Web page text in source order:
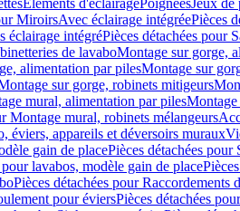
Eléments d'éclairagePoignéesJeux de
MiroirsAvec éclairage intégréePièces
éclairage intégréPièces détachées pour
de lavaboMontage sur gorge,
alimentation par pilesMontage sur
sur gorge, robinets mitigeurs
mural, alimentation par pilesMontage
Montage mural, robinets mélangeurs
éviers, appareils et déversoirs muraux
gain de placePièces détachées
lavabos, modèle gain de place
Pièces détachées pour Raccordements
pour éviersPièces détachées